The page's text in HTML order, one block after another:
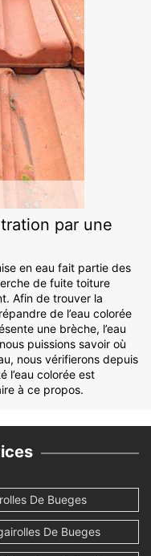
par une
en eau fait partie des
de fuite toiture
Afin de trouver la
de l’eau colorée
une brèche, l’eau
puissions savoir où
nous vérifierons depuis
l’eau colorée est
à ce propos.
De Bueges
De Bueges